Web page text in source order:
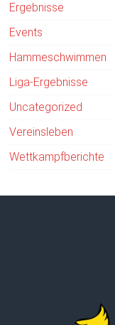
Ergebnisse
Events
Hammeschwimmen
Liga-Ergebnisse
Uncategorized
Vereinsleben
Wettkampfberichte